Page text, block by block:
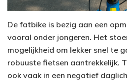
De fatbike is bezig aan een
vooral onder jongeren. Het
mogelijkheid om lekker snel te
robuuste fietsen aantrekkelijk.
ook vaak in een negatief